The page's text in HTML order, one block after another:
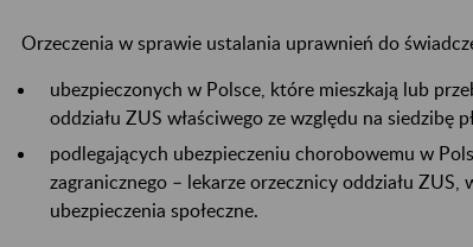
Orzeczenia w sprawie ustalania uprawnień do
ubezpieczonych w Polsce, które mieszkają lub
oddziału ZUS właściwego ze względu na siedzibę
podlegających ubezpieczeniu chorobowemu w
zagranicznego – lekarze orzecznicy oddziału ZUS,
ubezpieczenia społeczne.